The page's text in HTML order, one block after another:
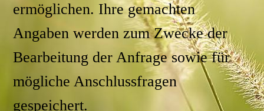
ermöglichen. Ihre gemachten
Angaben werden zum Zwecke der
Bearbeitung der Anfrage sowie für
mögliche Anschlussfragen
gespeichert.